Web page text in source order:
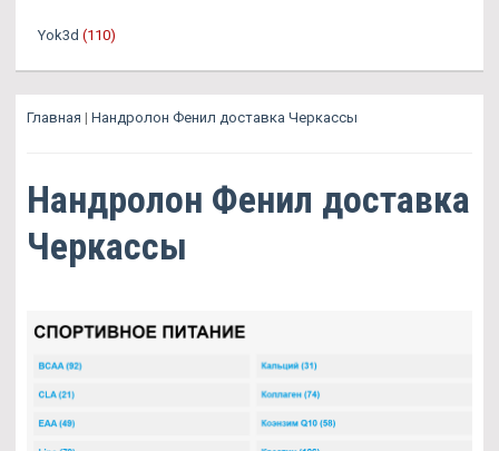
Yok3d (110)
Главная | Нандролон Фенил доставка Черкассы
Нандролон Фенил доставка
Черкассы